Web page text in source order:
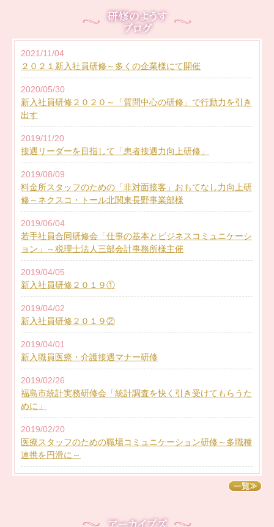
2021/11/04
２０２１新入社員研修～多くの企業様にて開催
2020/05/30
新入社員研修２０２０～「質問中心の研修」で行動力を引き
出す
2019/11/20
接遇リーダーを目指して「患者接遇力向上研修」
2019/08/09
料金所スタッフのための「非対面接客」おもてなし力向上研
修～ネクスコ・トール北関東長野事業部様
2019/06/04
若手社員合同研修会「仕事の基本とビジネスコミュニケーシ
ョン」～税理士法人三部会計事務所様主催
2019/04/05
新入社員研修２０１９①
2019/04/02
新入社員研修２０１９②
2019/04/01
新入職員医療・介護接遇マナー研修
2019/02/26
福島市統計実務研修会「統計調査を快く引き受けてもらうた
めに」
2019/02/20
医療スタッフのための職場コミュニケーション研修～多職種
連携を円滑に～